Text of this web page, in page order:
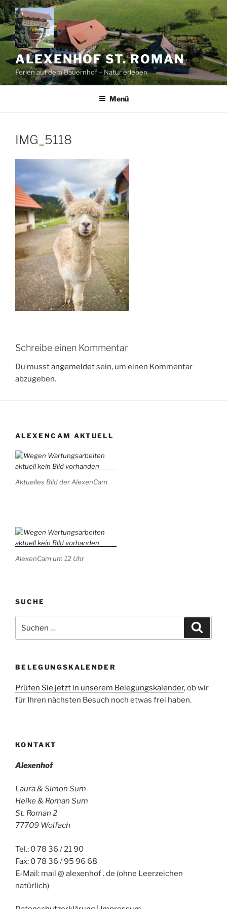
Zum
Inhalt
springen
ALEXENHOF ST. ROMAN
Ferien auf dem Bauernhof – Natur erleben
Menü
IMG_5118
Schreibe einen Kommentar
Du musstangemeldetsein, um einen Kommentar
abzugeben.
ALEXENCAM AKTUELL
Aktuelles Bild der AlexenCam
AlexenCam um 12 Uhr
SUCHE
nach:
BELEGUNGSKALENDER
Prüfen Sie jetzt in unserem Belegungskalender, ob wir
für Ihren nächsten Besuch noch etwas frei haben.
KONTAKT
Alexenhof
Laura & Simon Sum
Heike & Roman Sum
St. Roman 2
77709 Wolfach
Tel.: 0 78 36 / 21 90
Fax: 0 78 36 / 95 96 68
E-Mail: mail @ alexenhof . de (ohne Leerzeichen
natürlich)